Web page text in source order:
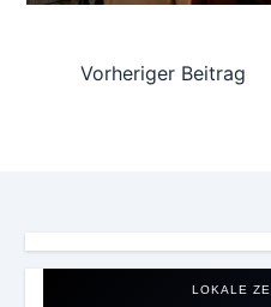
Vorheriger Beitrag
LOKALE